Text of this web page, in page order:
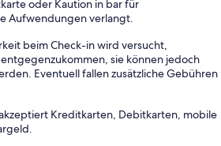
oder Kaution in bar für
Aufwendungen verlangt.
beim Check-in wird versucht,
sie können jedoch
Eventuell fallen zusätzliche Gebühren
Kreditkarten, Debitkarten, mobile